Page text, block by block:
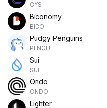
CYS
Biconomy
BICO
Pudgy Penguins
PENGU
Sui
SUI
Ondo
ONDO
Lighter